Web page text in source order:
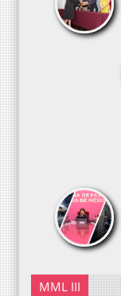
MML III